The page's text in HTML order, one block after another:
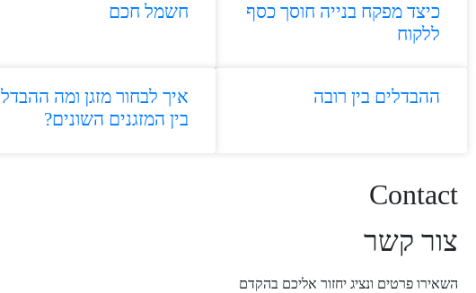
כיצד מפקח בנייה חוסך כסף
ללקוח
חשמל חכם
ההבדלים בין רובה
איך לבחור מזגן ומה ההבדל
בין המזגנים השונים?
Contact
צור קשר
השאירו פרטים ונציג יחזור אליכם בהקדם